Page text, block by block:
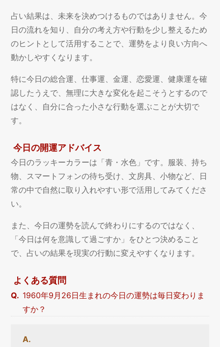
占い結果は、未来を決めつけるものではありません。今
日の流れを知り、自分の考え方や行動を少し整えるため
のヒントとして活用することで、運勢をより良い方向へ
動かしやすくなります。
特に今日の総合運、仕事運、金運、恋愛運、健康運を確
認したうえで、無理に大きな変化を起こそうとするので
はなく、自分に合った小さな行動を選ぶことが大切で
す。
今日の開運アドバイス
今日のラッキーカラーは「青・水色」です。服装、持ち
物、スマートフォンの待ち受け、文房具、小物など、日
常の中で自然に取り入れやすい形で活用してみてくださ
い。
また、今日の運勢を読んで終わりにするのではなく、
「今日は何を意識して過ごすか」をひとつ決めること
で、占いの結果を現実の行動に変えやすくなります。
よくある質問
1960年9月26日生まれの今日の運勢は毎日変わりま
すか？